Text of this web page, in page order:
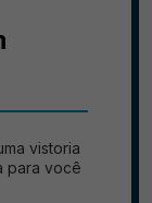
vistoria
para você